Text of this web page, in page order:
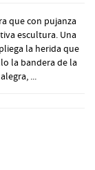
que con pujanza
escultura. Una
la herida que
la bandera de la
...